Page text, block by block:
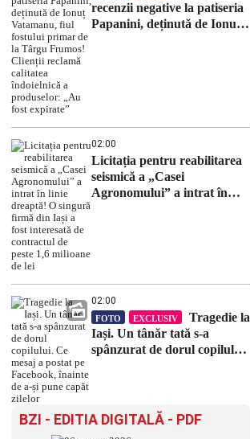
recenzii negative la patiseria
Papanini, deținută de Ionuț
02:00
Licitația pentru reabilitarea
seismică a „Casei
Agronomului” a intrat în
02:00
FOTO EXCLUSIV
Tragedie la
Iași. Un tânăr tată s-a
spânzurat de dorul copilului.
BZI - EDITIA DIGITALĂ - PDF